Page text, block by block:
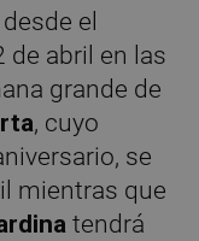
el
de abril en las
grande de
, cuyo
se
mientras que
tendrá